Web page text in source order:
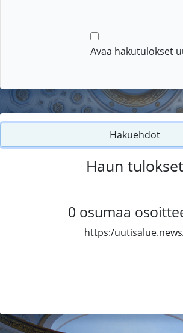
Avaa hakutulokset
Hakuehdot
Haun tulokset
0 osumaa
https:/